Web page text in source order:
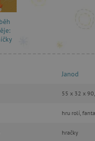
Janod
55 x 32 x
hru rolí,
hračky
Funkční soubory
nutné soubory cookie